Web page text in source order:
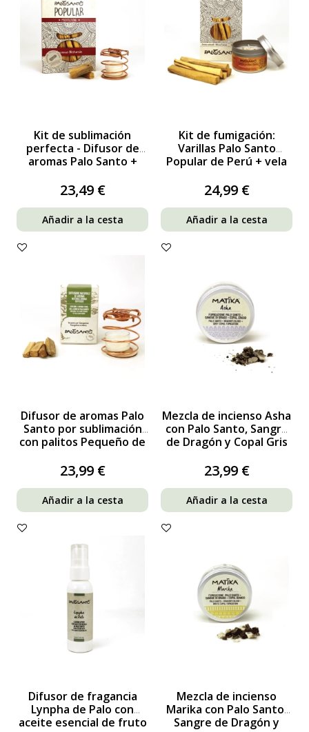
Kit de sublimación
perfecta - Difusor de
aromas Palo Santo +
Pequeño
23,49 €
Añadir a la cesta
Kit de fumigación:
Varillas Palo Santo
Popular de Perú + vela
24,99 €
Añadir a la cesta
Difusor de aromas Palo
Santo por sublimación
con palitos Pequeño de
23,99 €
Añadir a la cesta
Mezcla de incienso Asha
con Palo Santo, Sangre
de Dragón y Copal Gris
23,99 €
Añadir a la cesta
Difusor de fragancia
Lynpha de Palo con
aceite esencial de fruto
Mezcla de incienso
Marika con Palo Santo,
Sangre de Dragón y